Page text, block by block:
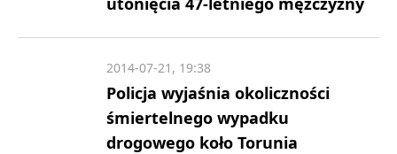
Policja wyjaśnia okoliczności
śmiertelnego wypadku
drogowego koło Torunia
2014-07-21, 19:38